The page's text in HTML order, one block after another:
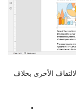
الأخرى بخلاف